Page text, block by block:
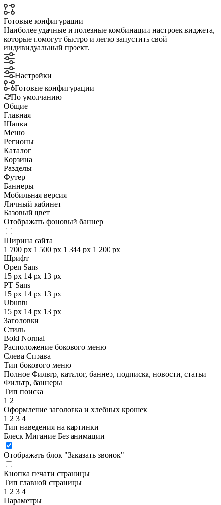
Готовые конфигурации
Наиболее удачные и полезные комбинации настроек виджета,
которые помогут быстро и легко запустить свой
индивидуальный проект.
Настройки
Готовые конфигурации
По умолчанию
Общие
Главная
Шапка
Меню
Регионы
Каталог
Корзина
Разделы
Футер
Баннеры
Мобильная версия
Личный кабинет
Базовый цвет
Отображать фоновый баннер
Ширина сайта
1 700 px 1 500 px 1 344 px 1 200 px
Шрифт
Open Sans
15 px 14 px 13 px
PT Sans
15 px 14 px 13 px
Ubuntu
15 px 14 px 13 px
Заголовки
Стиль
Bold Normal
Расположение бокового меню
Слева Справа
Тип бокового меню
Полное Фильтр, каталог, баннер, подписка, новости, статьи
Фильтр, баннеры
Тип поиска
1 2
Оформление заголовка и хлебных крошек
1 2 3 4
Тип наведения на картинки
Блеск Мигание Без анимации
Отображать блок "Заказать звонок"
Кнопка печати страницы
Тип главной страницы
1 2 3 4
Параметры